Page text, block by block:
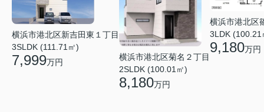
横浜市港北区新吉田東１丁目
3SLDK (111.71㎡)
7,999万円
横浜市港北区菊名２丁目
2SLDK (100.01㎡)
8,180万円
横浜市港北区
3LDK (100.21
9,180万円